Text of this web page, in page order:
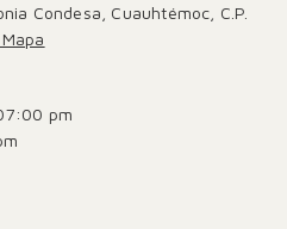
Condesa, Cuauhtémoc, C.P.
pm